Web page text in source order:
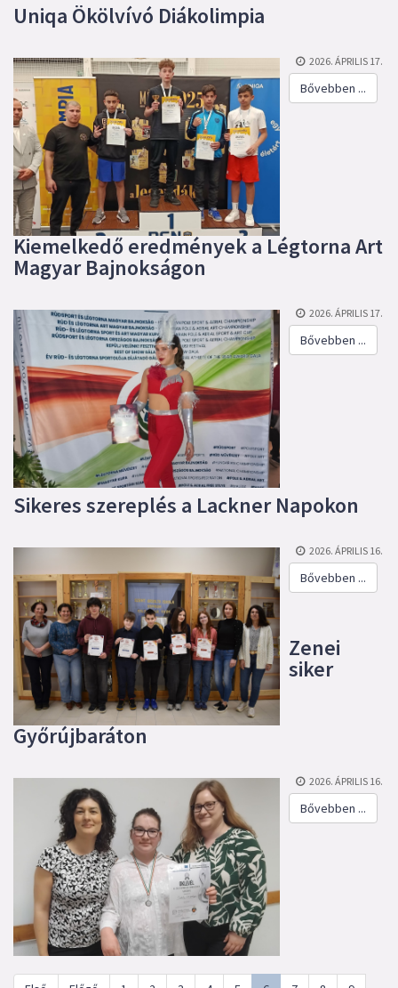
Uniqa Ökölvívó Diákolimpia
2026. ÁPRILIS 17.
Bővebben ...
Kiemelkedő eredmények a Légtorna Art
Magyar Bajnokságon
2026. ÁPRILIS 17.
Bővebben ...
Sikeres szereplés a Lackner Napokon
2026. ÁPRILIS 16.
Bővebben ...
Zenei
siker
Győrújbaráton
2026. ÁPRILIS 16.
Bővebben ...